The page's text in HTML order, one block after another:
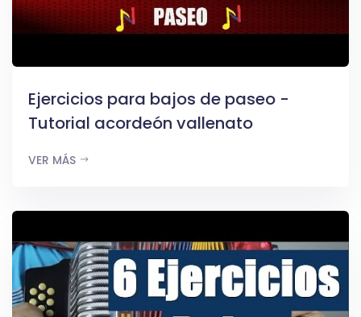
Ejercicios para bajos de paseo -
Tutorial acordeón vallenato
VER MÁS